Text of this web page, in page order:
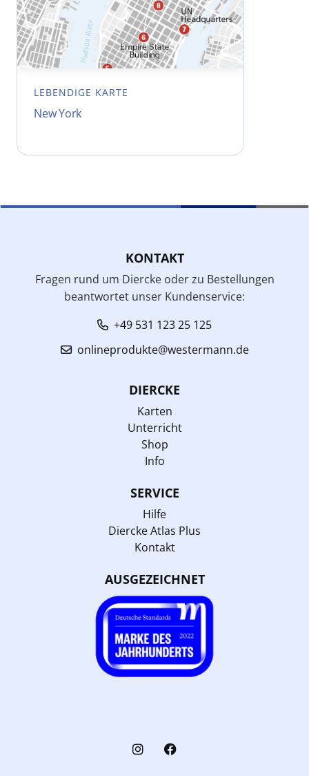
LEBENDIGE KARTE
New York
KONTAKT
Fragen rund um Diercke oder zu Bestellungen
beantwortet unser Kundenservice:
+49 531 123 25 125
onlineprodukte@westermann.de
DIERCKE
Karten
Unterricht
Shop
Info
SERVICE
Hilfe
Diercke Atlas Plus
Kontakt
AUSGEZEICHNET